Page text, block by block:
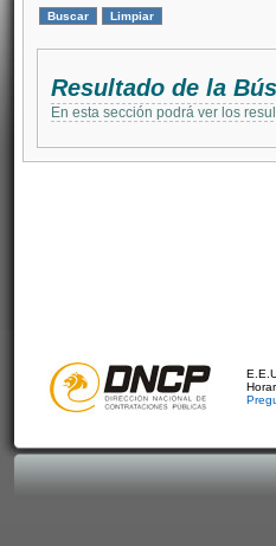
Resultado de la
En esta sección podrá ver los